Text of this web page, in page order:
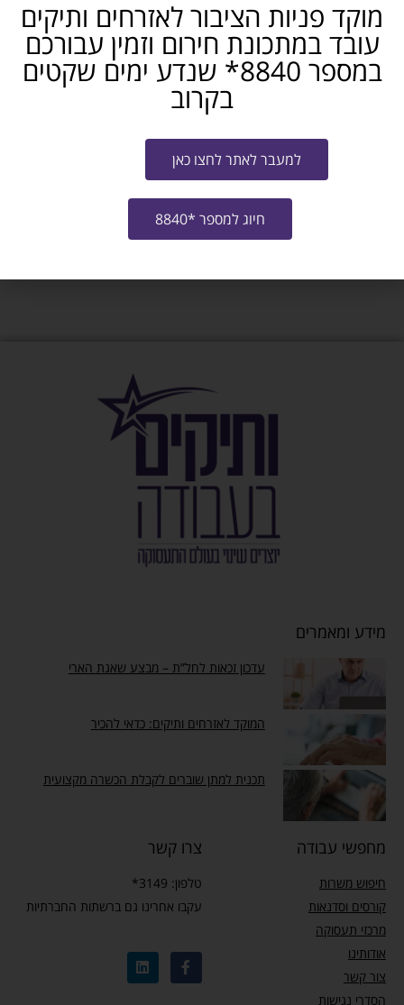
פייסבוק טלגרם ווטסאפ
שלח קו"ח למשרה
צרו איתי קשר
מידע ומאמרים
עדכון זכאות לחל”ת – מבצע שאגת הארי
המוקד לאזרחים ותיקים: כדאי להכיר
תכנית למתן שוברים לקבלת הכשרה מקצועית
מחפשי עבודה
חיפוש משרות
קורסים וסדנאות
מרכזי תעסוקה
אודותינו
צור קשר
הסדרי נגישות
צרו קשר
טלפון: 3149*
עקבו אחרינו גם ברשתות החברתיות
מוקד פניות הציבור לאזרחים ותיקים
עובד במתכונת חירום וזמין עבורכם
במספר 8840* שנדע ימים שקטים
בקרוב
למעבר לאתר לחצו כאן
חיוג למספר *8840